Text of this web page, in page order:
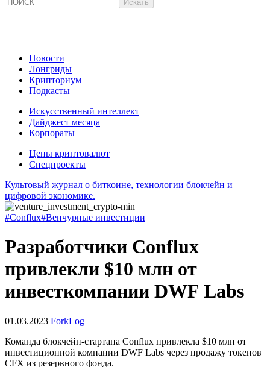
Новости
Лонгриды
Крипториум
Подкасты
Искусственный интеллект
Дайджест месяца
Корпораты
Цены криптовалют
Спецпроекты
Культовый журнал о биткоине, технологии блокчейн и
цифровой экономике.
#Conflux#Венчурные инвестиции
Разработчики Conflux
привлекли $10 млн от
инвесткомпании DWF Labs
01.03.2023 ForkLog
Команда блокчейн-стартапа Conflux привлекла $10 млн от
инвестиционной компании DWF Labs через продажу токенов
СFX из резервного фонда.